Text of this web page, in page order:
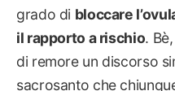
grado di bloccare
il rapporto a rischio.
di remore un discorso
sacrosanto che